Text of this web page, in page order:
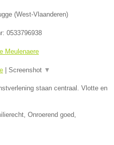
(West-Vlaanderen)
0533796938
Meulenaere
Screenshot ▼
staan centraal. Vlotte en
Onroerend goed,